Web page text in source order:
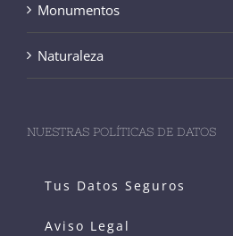
Monumentos
Naturaleza
NUESTRAS POLÍTICAS DE DATOS
Tus Datos Seguros
Aviso Legal